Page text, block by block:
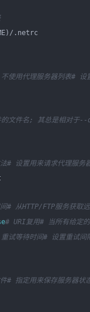
.netrc
使用代理服务器列表# 设
的文件名; 其总是相对
# 设置用来请求代理服务
# 从HTTP/FTP服务获取
# URI复用# 当所有给定
试等待时间# 设置重试间
# 指定用来保存服务器